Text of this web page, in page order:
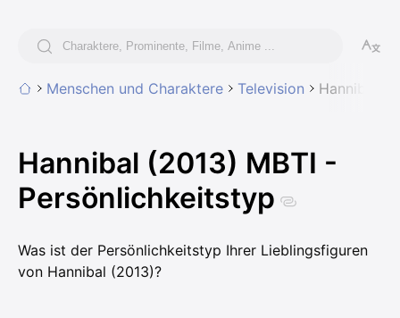
Menschen und Charaktere Television Hannibal
Hannibal (2013) MBTI -
Persönlichkeitstyp
Was ist der Persönlichkeitstyp Ihrer Lieblingsfiguren
von Hannibal (2013)?